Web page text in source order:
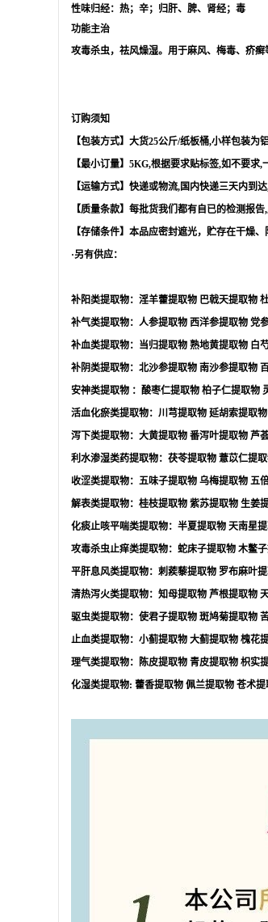
性味归经：热；辛；归肝、脾、肾经；毒
功能主治
攻毒杀虫，祛风燥湿。用于麻风、梅毒、疥癣
订购须知
【包装方式】大货25公斤/纸板桶,小样包装为
【最小订量】 5KG,根据要求贴标签,如不要求,
【运输方式】快递或物流,国内快递三天内到达
【质量条款】每批货我们都有自已的检测报告,
【存储条件】本品应密封遮光，贮存在干燥、
·另有供应：
补阳类提取物：淫羊藿提取物 巴戟天提取物
补气类提取物：人参提取物 西洋参提取物 党
补血类提取物：当归提取物 熟地黄提取物 白
补阴类提取物：北沙参提取物 南沙参提取物
安神类提取物 ：酸枣仁提取物 柏子仁提取物
活血化瘀类提取物：川芎提取物 延胡索提取物
泻下类提取物：大黄提取物 番泻叶提取物 芦
利水渗湿类药提取物：茯苓提取物 薏苡仁提
收涩类提取物：五味子提取物 乌梅提取物 五
解表类提取物：桂枝提取物 紫苏提取物 生姜
化痰止咳平喘类提取物：半夏提取物 天南星
攻毒杀虫止痒类提取物：蛇床子提取物 木鳖
平肝息风类提取物：刺蒺藜提取物 罗布麻叶
清热泻火类提取物：知母提取物 芦根提取物
驱虫类提取物：使君子提取物 斑鸠菊提取物
止血类提取物：小蓟提取物 大蓟提取物 槐花
理气类提取物：陈皮提取物 青皮提取物 枳实
化湿类提取物: 藿香提取物 佩兰提取物 苍术提